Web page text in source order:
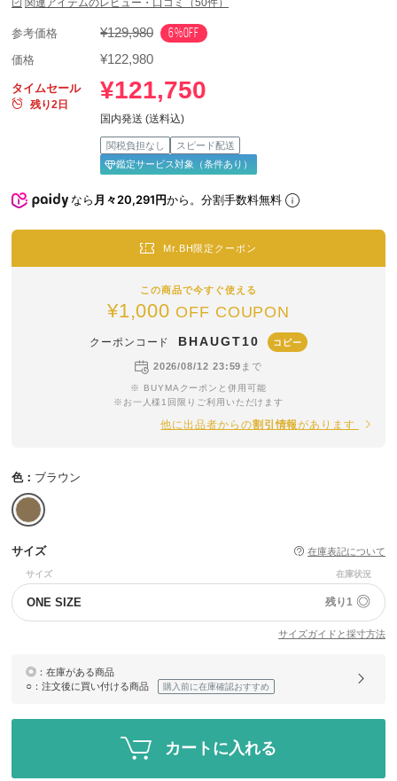
参考価格 ¥129,980 6%OFF
価格 ¥122,980
タイムセール
残り2日
¥121,750
国内発送 (送料込)
関税負担なし
スピード配送
鑑定サービス対象（条件あり）
なら月々20,291円から。分割手数料無料
Mr.BH限定クーポン
この商品で今すぐ使える
¥1,000 OFF COUPON
クーポンコード BHAUGT10 コピー
2026/08/12 23:59 まで
※ BUYMAクーポンと併用可能
※お一人様1回限りご利用いただけます
他に出品者からの割引情報があります
色： ブラウン
サイズ 在庫表記について
サイズ 在庫状況
ONE SIZE 残り1 ◎
サイズガイドと採寸方法
◎ ：在庫がある商品
○ ：注文後に買い付ける商品 購入前に在庫確認おすすめ
カートに入れる